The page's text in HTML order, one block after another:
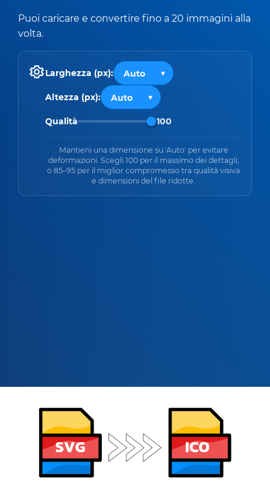
Puoi caricare e convertire fino a 20 immagini alla
volta.
Larghezza (px):
Altezza (px):
Qualità 100
Mantieni una dimensione su 'Auto' per evitare
deformazioni. Scegli 100 per il massimo dei dettagli,
o 85–95 per il miglior compromesso tra qualità visiva
e dimensioni del file ridotte.